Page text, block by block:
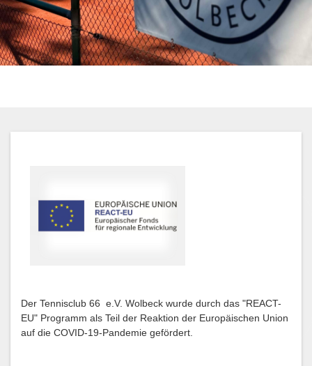
Der Tennisclub 66 e.V. Wolbeck wurde durch das "REACT-
EU" Programm als Teil der Reaktion der Europäischen Union
auf die COVID-19-Pandemie gefördert.